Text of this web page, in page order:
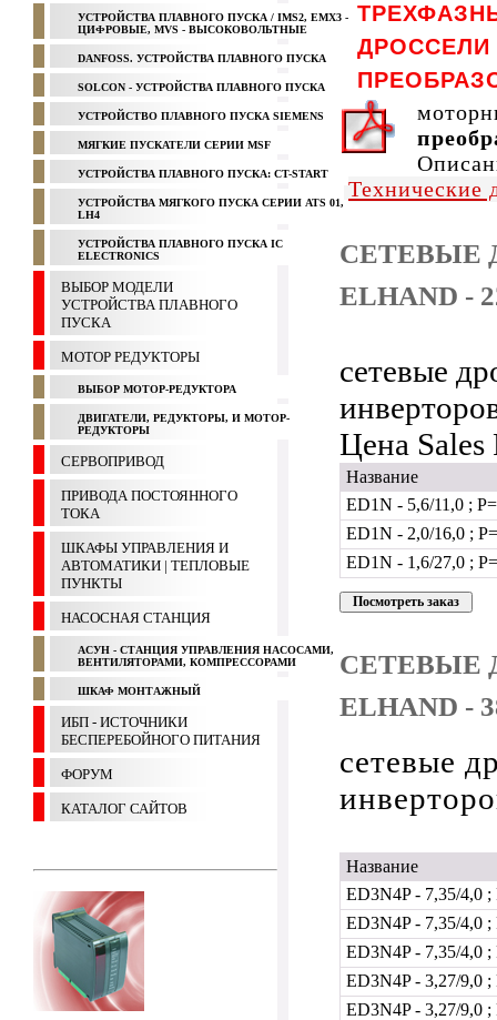
УСТРОЙСТВА ПЛАВНОГО ПУСКА / IMS2, EMX3 -
ЦИФРОВЫЕ, MVS - ВЫСОКОВОЛЬТНЫЕ
DANFOSS. УСТРОЙСТВА ПЛАВНОГО ПУСКА
SOLCON - УСТРОЙСТВА ПЛАВНОГО ПУСКА
УСТРОЙСТВО ПЛАВНОГО ПУСКА SIEMENS
МЯГКИЕ ПУСКАТЕЛИ СЕРИИ MSF
УСТРОЙСТВА ПЛАВНОГО ПУСКА: CT-START
УСТРОЙСТВА МЯГКОГО ПУСКА СЕРИИ ATS 01,
LH4
УСТРОЙСТВА ПЛАВНОГО ПУСКА IC
ELECTRONICS
ВЫБОР МОДЕЛИ
УСТРОЙСТВА ПЛАВНОГО
ПУСКА
МОТОР РЕДУКТОРЫ
ВЫБОР МОТОР-РЕДУКТОРА
ДВИГАТЕЛИ, РЕДУКТОРЫ, И МОТОР-
РЕДУКТОРЫ
СЕРВОПРИВОД
ПРИВОДА ПОСТОЯННОГО
ТОКА
ШКАФЫ УПРАВЛЕНИЯ И
АВТОМАТИКИ | ТЕПЛОВЫЕ
ПУНКТЫ
НАСОСНАЯ СТАНЦИЯ
АСУН - СТАНЦИЯ УПРАВЛЕНИЯ НАСОСАМИ,
ВЕНТИЛЯТОРАМИ, КОМПРЕССОРАМИ
ШКАФ МОНТАЖНЫЙ
ИБП - ИСТОЧНИКИ
БЕСПЕРЕБОЙНОГО ПИТАНИЯ
ФОРУМ
КАТАЛОГ САЙТОВ
ДРОССЕЛИ
Технические
СЕТЕВЫЕ
ELHAND -
сетевые
Цена
Название
ED1N - 5,6/11,0 ;
ED1N - 2,0/16,0 ;
ED1N - 1,6/27,0 ;
СЕТЕВЫЕ
ELHAND -
сетевые
Название
ED3N4P - 7,35/4,0 ;
ED3N4P - 7,35/4,0 ;
ED3N4P - 7,35/4,0 ;
ED3N4P - 3,27/9,0 ;
ED3N4P - 3,27/9,0 ;